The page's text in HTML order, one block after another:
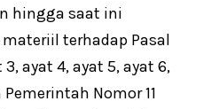
hingga saat ini
terhadap Pasal
3, ayat 4, ayat 5, ayat 6,
Nomor 11